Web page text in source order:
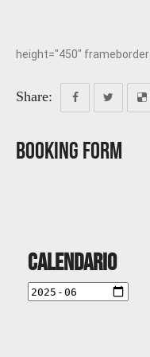
height="450"
Share:
Booking Form
Calendario